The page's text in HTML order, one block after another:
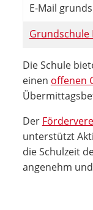
E-Mail
Grundschule
Die Schule
einen offenen
Der
unterstützt
die Schulzeit
angenehm